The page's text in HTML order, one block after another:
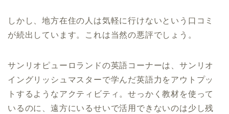
しかし、地方在住の人は気軽に行けないという口コミ
が続出しています。これは当然の悪評でしょう。
サンリオピューロランドの英語コーナーは、サンリオ
イングリッシュマスターで学んだ英語力をアウトプッ
トするようなアクティビティ。せっかく教材を使って
いるのに、遠方にいるせいで活用できないのは少し残